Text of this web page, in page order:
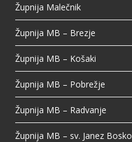
Župnija Malečnik
Župnija MB – Brezje
Župnija MB – Košaki
Župnija MB – Pobrežje
Župnija MB – Radvanje
Župnija MB – sv. Janez Bosko